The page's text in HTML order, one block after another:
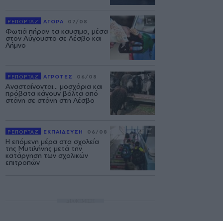
ΡΕΠΟΡΤΑΖ ΑΓΟΡΑ 07/08
Φωτιά πήραν τα καυσιμα, μέσα
στον Αύγουστο σε Λέσβο και
Λήμνο
ΡΕΠΟΡΤΑΖ ΑΓΡΟΤΕΣ 06/08
Ανασταίνονται... μοσχάρια και
πρόβατα κάνουν βόλτα από
στάνη σε στάνη στη Λέσβο
ΡΕΠΟΡΤΑΖ ΕΚΠΑΙΔΕΥΣΗ 06/08
Η επόμενη μέρα στα σχολεία
της Μυτιλήνης μετά την
κατάργηση των σχολικών
επιτροπών